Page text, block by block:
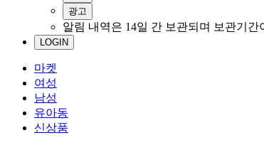
광고
알림 내역은 14일 간 보관되며 보관기
LOGIN
마켓
여성
남성
유아동
신상품